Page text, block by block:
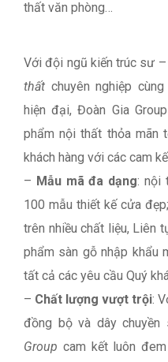
thất văn phòng…
Với đội ngũ kiến trúc sư
thất chuyên nghiệp
hiện đại, Đoàn Gia
phẩm nội thất thỏa mãn
khách hàng với các cam
– Mẫu mã đa dạng: nội
100 mẫu thiết kế cửa
trên nhiều chất liệu, Liên
phẩm sàn gỗ nhập khẩu
tất cả các yêu cầu Quý
– Chất lượng vượt trội:
đồng bộ và dây
Group cam kết luôn